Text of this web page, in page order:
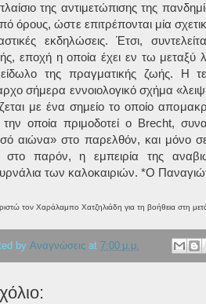
της αντιμετώπισης της
όρους, ώστε επιτρέπονται μία
εκδηλώσεις. Έτσι,
εποχή η οποία έχει εν τω μεταξύ
της πραγματικής ζωής. Η
σήμερα εννοιολογικό σχήμα
με ένα σημείο το οποίο
οποία πριμοδοτεί ο Brecht,
αιώνα» στο παρελθόν, και μόνο
παρόν, η εμπειρία της
των καλοκαιριών. *Ο
τον Χαράλαμπο Χατζηλιάδη για τη βοήθεια στη
by Αναγνώσεις at 7:00 μ.μ.